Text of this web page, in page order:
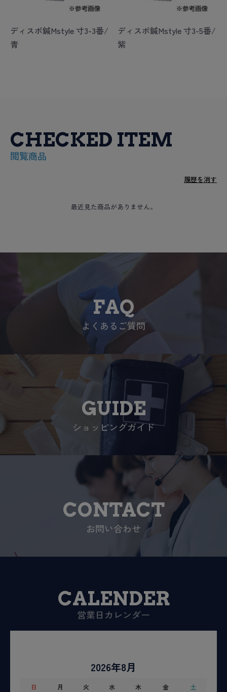
ディスポ鍼Mstyle 寸3-3番/
青
ディスポ鍼Mstyle 寸3-5番/
紫
CHECKED ITEM
閲覧商品
履歴を消す
最近見た商品がありません。
FAQ
よくあるご質問
GUIDE
ショッピングガイド
CONTACT
お問い合わせ
CALENDER
営業日カレンダー
2026年8月
日 月 火 水 木 金
土